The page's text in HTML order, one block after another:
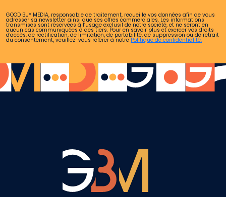
GOOD BUY MEDIA, responsable de traitement, recueille vos données afin de vous
adresser sa newsletter ainsi que ses offres commerciales. Les informations
transmises sont réservées à l’usage exclusif de notre société, et ne seront en
aucun cas communiquées à des tiers. Pour en savoir plus et exercer vos droits
d'accès, de rectification, de limitation, de portabilité, de suppression ou de retrait
du consentement, veuillez-vous référer à notre Politique de confidentialité.